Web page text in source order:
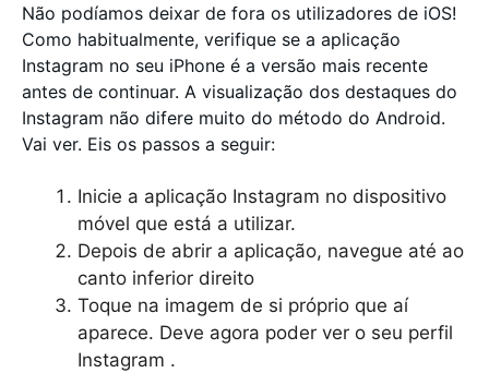
Não podíamos deixar de fora os utilizadores de iOS!
Como habitualmente, verifique se a aplicação
Instagram no seu iPhone é a versão mais recente
antes de continuar. A visualização dos destaques do
Instagram não difere muito do método do Android.
Vai ver. Eis os passos a seguir:
Inicie a aplicação Instagram no dispositivo
móvel que está a utilizar.
Depois de abrir a aplicação, navegue até ao
canto inferior direito
Toque na imagem de si próprio que aí
aparece. Deve agora poder ver o seu perfil
Instagram .